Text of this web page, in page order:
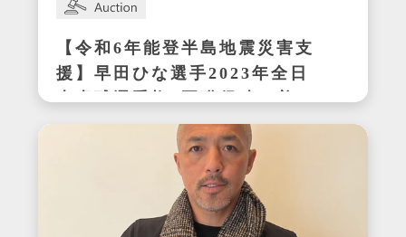
【令和6年能登半島地震災害支
援】早田ひな選手2023年全日
本卓球選手権3冠獲得時の着用
サイン入りセットアップ